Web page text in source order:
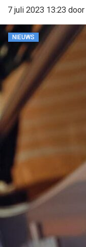
7 juli 2023 13:23 door
NIEUWS